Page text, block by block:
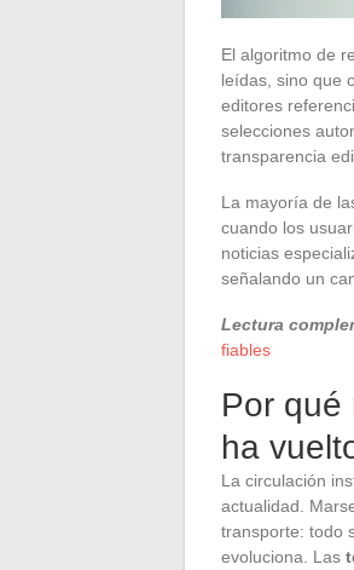
El algoritmo de
leídas, sino que
editores
selecciones
transparencia
La mayoría de
cuando los
noticias
señalando un
Lectura
fiables
Por qué
ha
La circulación
actualidad.
transporte: todo
evoluciona. Las